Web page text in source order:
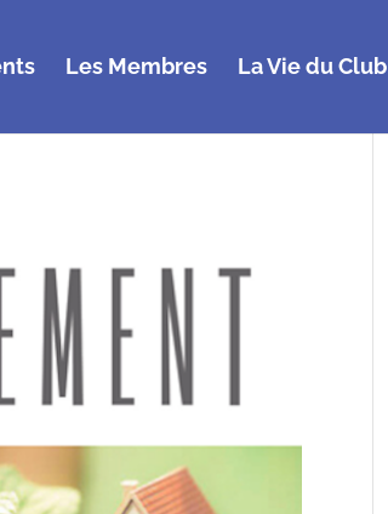
Les Membres La Vie du Club